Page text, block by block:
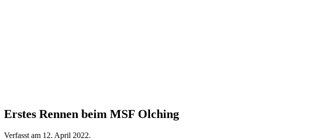
Erstes Rennen beim MSF Olching
Verfasst am 12. April 2022.